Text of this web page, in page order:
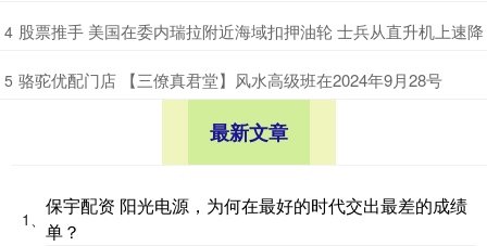
4 ​股票推手 美国在委内瑞拉附近海域扣押油轮 士兵从直升机上速降
5 ​骆驼优配门店 【三僚真君堂】风水高级班在2024年9月28号
最新文章
1、
保宇配资 阳光电源，为何在最好的时代交出最差的成绩
单？